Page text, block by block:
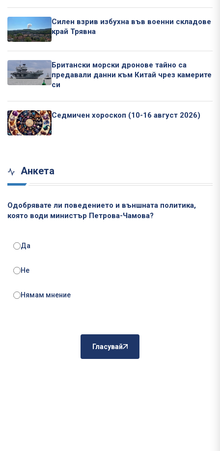
Силен взрив избухна във военни складове
край Трявна
Британски морски дронове тайно са
предавали данни към Китай чрез камерите
си
Седмичен хороскоп (10-16 август 2026)
Анкета
Одобрявате ли поведението и външната политика,
която води министър Петрова-Чамова?
Да
Не
Нямам мнение
Гласувай